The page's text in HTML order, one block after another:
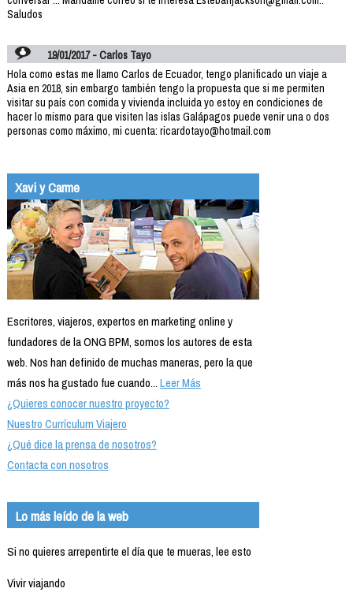
Saludos
19/01/2017 - Carlos Tayo
Hola como estas me llamo Carlos de Ecuador, tengo planificado un viaje a
Asia en 2018, sin embargo también tengo la propuesta que si me permiten
visitar su país con comida y vivienda incluida yo estoy en condiciones de
hacer lo mismo para que visiten las islas Galápagos puede venir una o dos
personas como máximo, mi cuenta: ricardotayo@hotmail.com
Xavi y Carme
Escritores, viajeros, expertos en marketing online y
fundadores de la ONG BPM, somos los autores de esta
web. Nos han definido de muchas maneras, pero la que
más nos ha gustado fue cuando...Leer Más
¿Quieres conocer nuestro proyecto?
Nuestro Currículum Viajero
¿Qué dice la prensa de nosotros?
Contacta con nosotros
Lo más leído de la web
Si no quieres arrepentirte el día que te mueras, lee esto
Vivir viajando